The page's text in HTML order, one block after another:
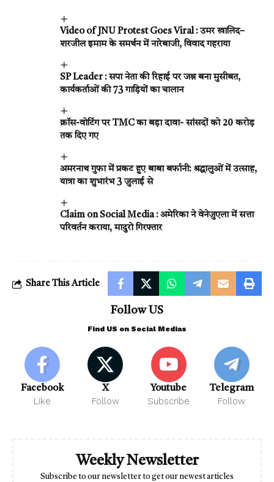
Video of JNU Protest Goes Viral : उमर खालिद–
शरजील इमाम के समर्थन में नारेबाजी, विवाद गहराया
SP Leader : सपा नेता की रिहाई पर जश्न बना मुसीबत,
कार्यकर्ताओं की 73 गाड़ियों का चालान
क्रॉस-वोटिंग पर TMC का बड़ा दावा- सांसदों को ₹20 करोड़
तक दिए गए
अमरनाथ गुफा में प्रकट हुए बाबा बर्फानी: श्रद्धालुओं में उत्साह,
यात्रा का शुभारंभ 3 जुलाई से
Claim on Social Media : अमेरिका ने वेनेजुएला में सत्ता
परिवर्तन कराया, मादुरो गिरफ्तार
Share This Article
Follow US
Find US on Social Medias
Facebook
Like
X
Follow
Youtube
Subscribe
Telegram
Follow
Weekly Newsletter
Subscribe to our newsletter to get our newest articles